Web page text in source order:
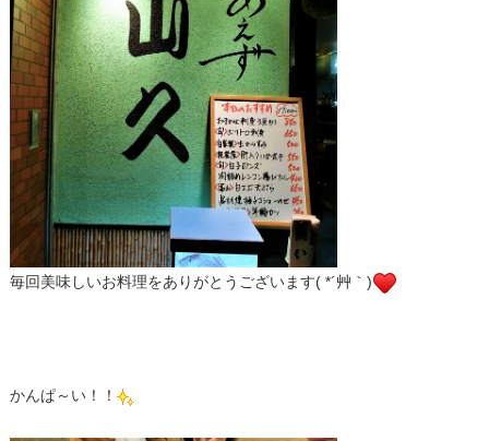
毎回美味しいお料理をありがとうございます( *´艸｀)
かんぱ～い！！